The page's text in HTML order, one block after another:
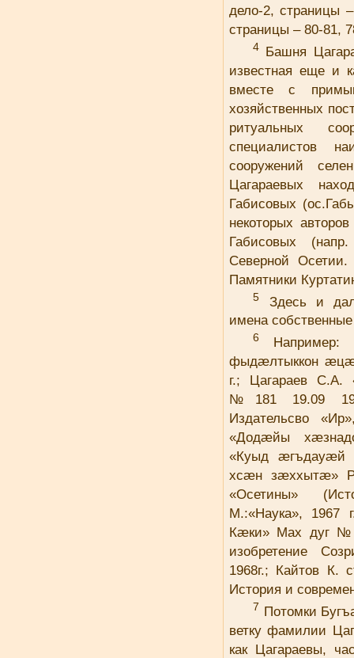
дело-2, страницы
страницы – 80-81,
4 Башня
известная еще и
вместе с
хозяйственных
ритуальных
специалистов
сооружений
Цагараевых
Габисовых
некоторых
Габисовых
Северной
Памятники
5
Здесь и
имена
6
Например:
фыдæлтыккон
г.; Цагараев С.А.
№181 19.09
Издательсво
«Додæйы
«Куыд
хсæн зæххытæ»
«Осетины»
М.:«Наука», 1967
Кæки» Мах дуг
изобретение
1968г.; Кайтов К.
История и
7 Потомки
ветку фамилии
как Цагараевы,